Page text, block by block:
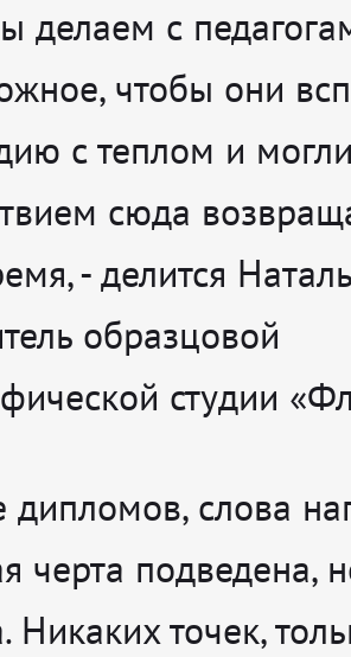
делаем с
чтобы они
с теплом и
сюда
, - делится Нат
образцовой
студии
дипломов, слова
черта подведена,
Никаких точек,